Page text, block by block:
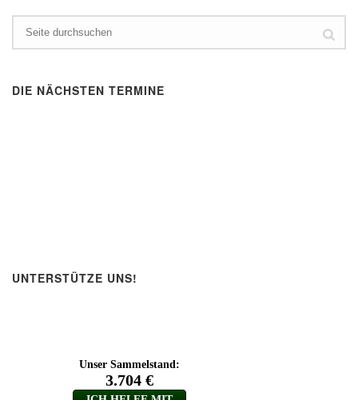
DIE NÄCHSTEN TERMINE
UNTERSTÜTZE UNS!